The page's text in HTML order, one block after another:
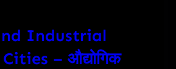
Industrial
– औद्योगिक